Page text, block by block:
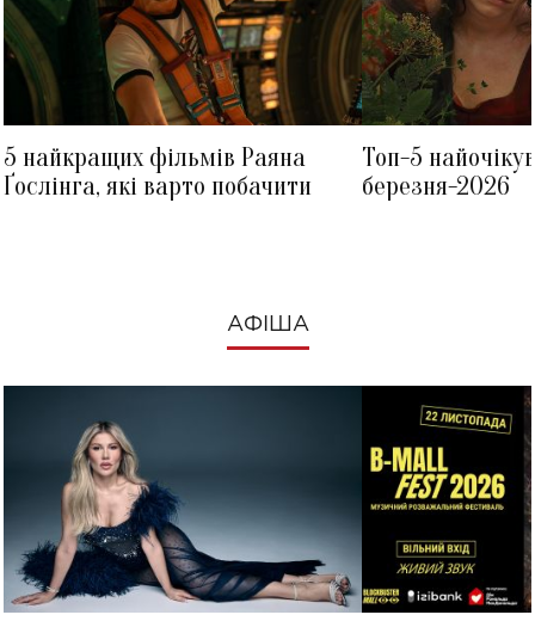
5 найкращих фільмів Раяна
Ґослінга, які варто побачити
Топ-5
березня-2026
АФІША